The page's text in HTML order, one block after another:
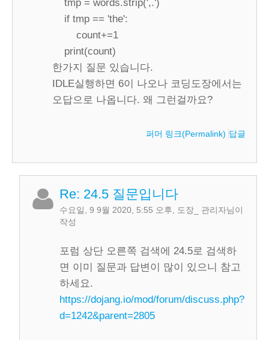
tmp = words.strip(',.')
if tmp == 'the':
count+=1
print(count)
한가지 질문 있습니다.
IDLE실행하면 6이 나오나 코딩도장에서는
오답으로 나옵니다. 왜 그런걸까요?
퍼머 링크(Permalink) 답글
Re: 24.5 질문입니다
수요일, 9 9월 2020, 5:55 오후 도장_ 관리자님이
작성
포럼 상단 오른쪽 검색에 24.5로 검색하
면 이미 질문과 답변이 많이 있으니 참고
하세요.
https://dojang.io/mod/forum/discuss.php?
d=1242&parent=2805